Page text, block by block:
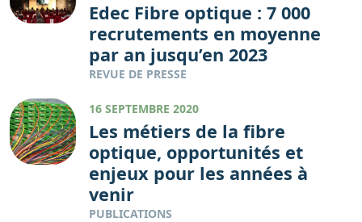
Edec Fibre optique : 7 000
recrutements en moyenne
par an jusqu’en 2023
REVUE DE PRESSE
16 SEPTEMBRE 2020
Les métiers de la fibre
optique, opportunités et
enjeux pour les années à
venir
PUBLICATIONS